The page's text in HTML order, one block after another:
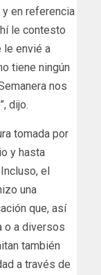
en referencia
le contesto
le envié a
tiene ningún
nos
dijo.
tomada por
y hasta
el
una
que, así
o a diversos
también
a través de